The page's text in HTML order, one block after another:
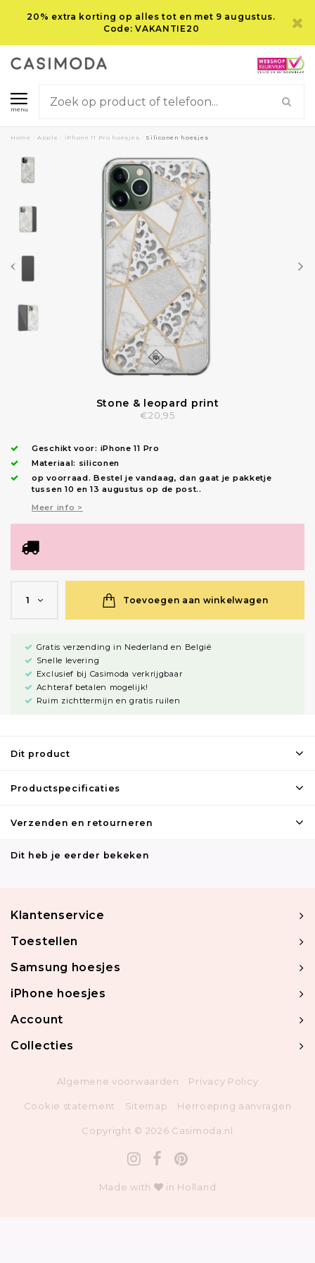
20% extra korting op alles tot en met 9 augustus.
Code: VAKANTIE20
menu
Home Apple iPhone 11 Pro hoesjes Siliconen hoesjes
Stone & leopard print
€20,95
Geschikt voor: iPhone 11 Pro
Materiaal: siliconen
op voorraad.Bestel je vandaag, dan gaat je pakketje
tussen 10 en 13 augustus op de post..
Meer info >
1 Toevoegen aan winkelwagen
Gratis verzending in Nederland en België
Snelle levering
Exclusief bij Casimoda verkrijgbaar
Achteraf betalen mogelijk!
Ruim zichttermijn en gratis ruilen
Dit product
Productspecificaties
Verzenden en retourneren
Dit heb je eerder bekeken
Klantenservice
Toestellen
Samsung hoesjes
iPhone hoesjes
Account
Collecties
Algemene voorwaarden Privacy Policy
Cookie statement Sitemap Herroeping aanvragen
Copyright © 2026 Casimoda.nl
Made with in Holland